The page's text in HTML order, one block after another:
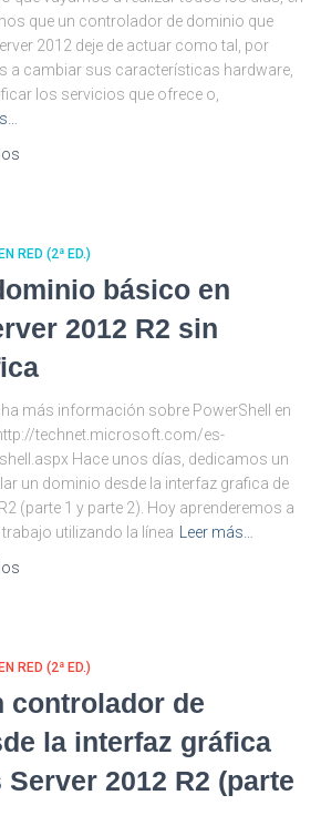
que un controlador de dominio que
2012 deje de actuar como tal, por
a cambiar sus características hardware,
los servicios que ofrece o,
RED (2ª ED.)
básico en
2012 R2 sin
más información sobre PowerShell en
technet.microsoft.com/es-
Hace unos días, dedicamos un
un dominio desde la interfaz grafica de
(parte 1 y parte 2). Hoy aprenderemos a
utilizando la línea
Leer más…
RED (2ª ED.)
controlador de
la interfaz gráfica
2012 R2 (parte